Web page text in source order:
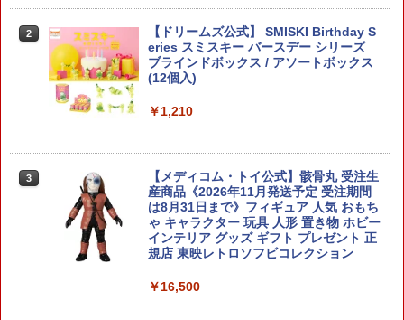
2
ディスプレイケース 深型 フラットタイ
プ 幅22.3×奥行11.5×高さ12.6cm （ コレ
クションケース 収納ケース フィギュア
ケース クリア スタッキング ボックス デ
ィスプレーケース 透明 飾る コレクショ
ン ）
￥518
3
バンダイスピリッツ マスコットキーチェ
ーン シャアザクくん 立体ラバーマスコ
ット マルチカラー 通常
￥868
2
【ドリームズ公式】 SMISKI Birthday S
eries スミスキー バースデー シリーズ
ブラインドボックス / アソートボックス
(12個入)
￥1,210
3
【メディコム・トイ公式】骸骨丸 受注生
産商品《2026年11月発送予定 受注期間
は8月31日まで》フィギュア 人気 おもち
ゃ キャラクター 玩具 人形 置き物 ホビー
インテリア グッズ ギフト プレゼント 正
規店 東映レトロソフビコレクション
￥16,500